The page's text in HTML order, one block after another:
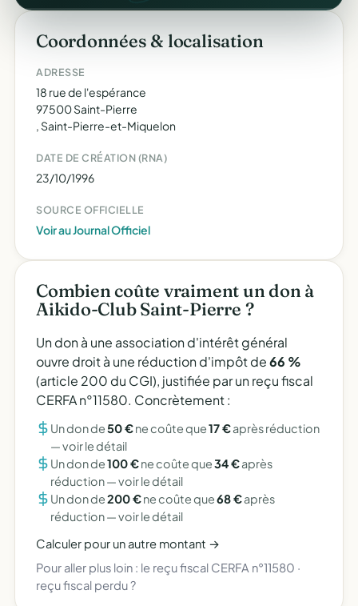
Coordonnées & localisation
ADRESSE
18 rue de l'espérance
97500 Saint-Pierre
, Saint-Pierre-et-Miquelon
DATE DE CRÉATION (RNA)
23/10/1996
SOURCE OFFICIELLE
Voir au Journal Officiel
Combien coûte vraiment un don à
Aikido-Club Saint-Pierre ?
Un don à une association d'intérêt général
ouvre droit à une réduction d'impôt de66 %
(article 200 du CGI), justifiée par un reçu fiscal
CERFA n°11580. Concrètement :
Un don de50 €ne coûte que17 €après réduction
—voir le détail
Un don de100 €ne coûte que34 €après
réduction —voir le détail
Un don de200 €ne coûte que68 €après
réduction —voir le détail
Calculer pour un autre montant →
Pour aller plus loin : le reçu fiscal CERFA n°11580 ·
reçu fiscal perdu ?